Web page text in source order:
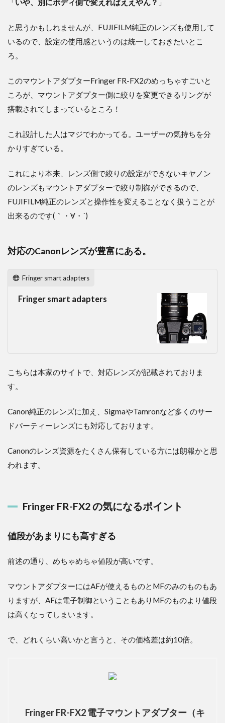
と思うかもしれませんが、FUJIFILM純正のレンズも使用して
いるので、設定の使用感というのは統一しておきたいとこ
ろ。
このマウントアダプターFringer FR-FX2のめっちゃすごいと
ころが、マウントアダプター側に絞りを変更できるリングが
搭載されてしまっているところ！
これ設計した人はマジでわかってる。ユーザーの気持ちを分
かりすぎている。
これにより本来、レンズ側で絞りの設定ができないキヤノン
のレンズもマウントアダプターで絞り制御ができるので、
FUJIFILM純正のレンズと操作性を変えることなく扱うことが
出来るのです(｀・∀・´)
対応のCanonレンズが豊富にある。
Fringer smart adapters
Fringer smart adapters
こちらは本家のサイトで、対応レンズが記載されておりま
す。
Canon純正のレンズに加え、SigmaやTamronなど多くのサー
ドパーティーレンズにも対応しております。
Canonのレンズ資源をたくさん保有している方には朗報かと思
われます。
Fringer FR-FX2 の気になるポイント
値段があまりにも高すぎる
前述の通り、めちゃめちゃ値段が高いです。
マウントアダプターにはAFが使えるものとMFのみのものもあ
りますが、AFは電子制御ということもありMFのものより値段
は高くなってしまいます。
で、どれくらい高いかと言うと、その価格差は約10倍。
Fringer FR-FX2 電子マウントアダプター（キ